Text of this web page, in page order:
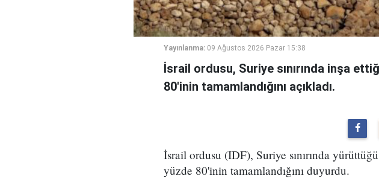
Yayınlanma: 09 Ağustos 2026 Pazar 15:38
İsrail ordusu, Suriye sınırında inşa
80'inin tamamlandığını açıkladı.
İsrail ordusu (IDF), Suriye sınırında
yüzde 80'inin tamamlandığını duyurdu.